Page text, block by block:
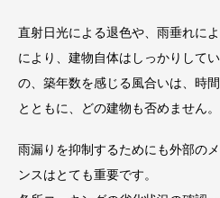
直射日光による退色や、雨垂れに
により、建物自体はしっかりして
の、築年数を感じる風合いは、時
とともに、どの建物も否めません。
雨漏りを抑制するためにも外部の
ンスはとても重要です。